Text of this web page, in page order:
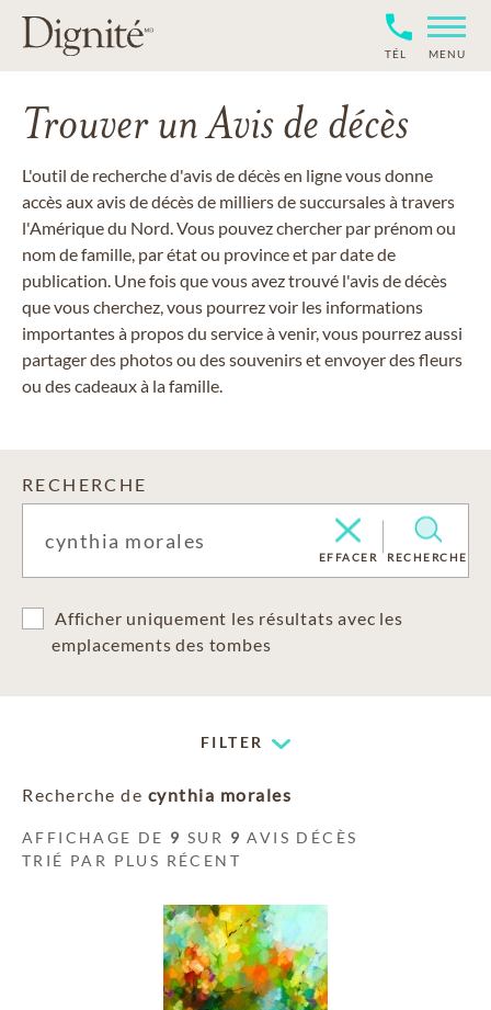
TÉL MENU
Trouver un Avis de décès
L'outil de recherche d'avis de décès en ligne vous donne
accès aux avis de décès de milliers de succursales à travers
l'Amérique du Nord. Vous pouvez chercher par prénom ou
nom de famille, par état ou province et par date de
publication. Une fois que vous avez trouvé l'avis de décès
que vous cherchez, vous pourrez voir les informations
importantes à propos du service à venir, vous pourrez aussi
partager des photos ou des souvenirs et envoyer des fleurs
ou des cadeaux à la famille.
RECHERCHE
EFFACER RECHERCHE
Afficher uniquement les résultats avec les
emplacements des tombes
FILTER
Recherche de cynthia morales
AFFICHAGE DE 9 SUR 9 AVIS DÉCÈS
TRIÉ PAR PLUS RÉCENT